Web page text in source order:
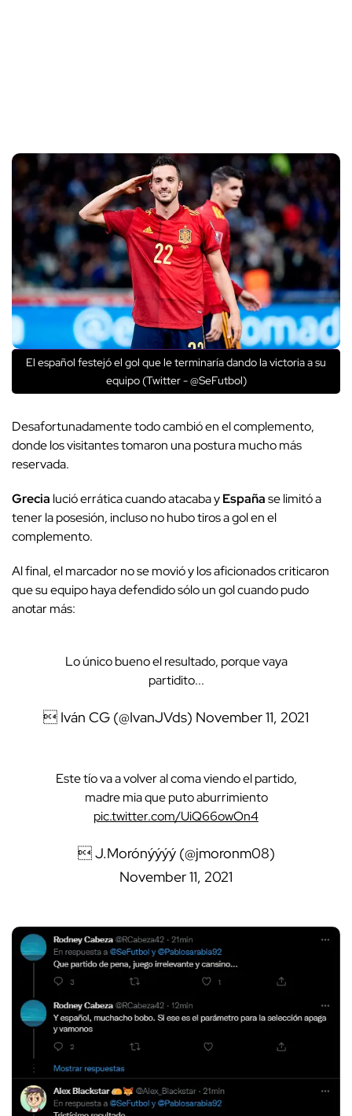
El español festejó el gol que le terminaría dando la victoria a su
equipo (Twitter - @SeFutbol)
Desafortunadamente todo cambió en el complemento,
donde los visitantes tomaron una postura mucho más
reservada.
Grecia lució errática cuando atacaba yEspañase limitó a
tener la posesión, incluso no hubo tiros a gol en el
complemento.
Al final, el marcador no se movió y los aficionados criticaron
que su equipo haya defendido sólo un gol cuando pudo
anotar más:
Lo único bueno el resultado, porque vaya
partidito...
 Iván CG (@IvanJVds) November 11, 2021
Este tío va a volver al coma viendo el partido,
madre mia que puto aburrimiento
pic.twitter.com/UiQ66owOn4
 J.Morónýýýý (@jmoronm08)
November 11, 2021